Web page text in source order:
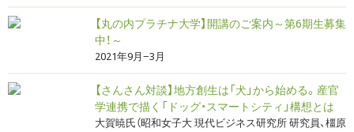
【丸の内プラチナ大学】開講のご案内～第6期生募集
中！～
2021年9月−3月
【さんさん対談】地方創生は「犬」から始める。産官
学連携で描く「ドッグ・スマートシティ」構想とは
大賀暁氏（昭和女子大 現代ビジネス研究所 研究員、橿原